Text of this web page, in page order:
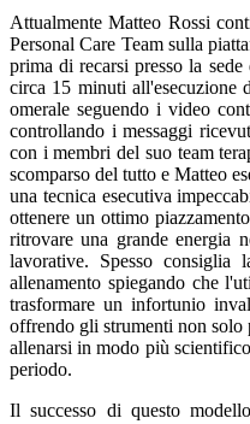
Attualmente Matteo Rossi
Personal Care Team sulla
prima di recarsi presso la
circa 15 minuti all'esecuzione
omerale seguendo i video
controllando i messaggi
con i membri del suo team
scomparso del tutto e Matteo
una tecnica esecutiva
ottenere un ottimo
ritrovare una grande energia
lavorative. Spesso
allenamento spiegando che
trasformare un infortunio
offrendo gli strumenti non solo
allenarsi in modo più
periodo.
Il successo di questo